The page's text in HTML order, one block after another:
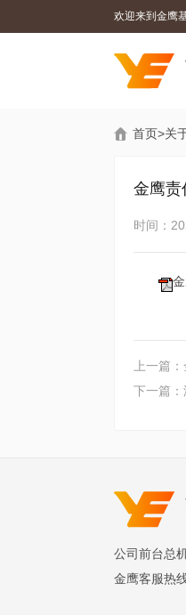
欢迎来到金鹰
首页>关
金鹰责
时间：
上一篇
下一篇：
公司前台总
金鹰客服热
020-